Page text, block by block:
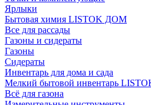
Ярлыки
Бытовая химия LISTOK ДОМ
Все для рассады
Газоны и сидераты
Газоны
Сидераты
Инвентарь для дома и сада
Мелкий бытовой инвентарь
Всё для газона